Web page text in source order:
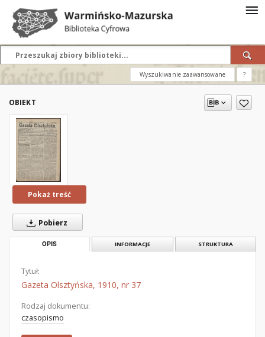
Wyszukiwanie zaawansowane ?
OBIEKT
Pokaż treść
Pobierz
OPIS INFORMACJE STRUKTURA
Tytuł:
Gazeta Olsztyńska, 1910, nr 37
Rodzaj dokumentu:
czasopismo